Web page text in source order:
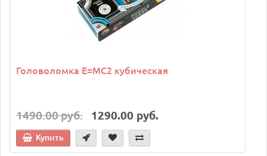
Головоломка E=MC2 кубическая
1490.00 руб. 1290.00 руб.
Купить